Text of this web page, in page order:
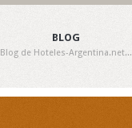
BLOG
Blog de Hoteles-Argentina.net...